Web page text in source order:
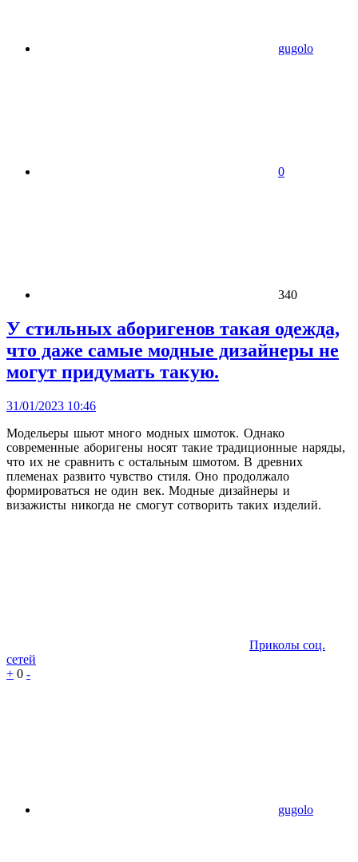
gugolo
0
340
У стильных аборигенов такая одежда,
что даже самые модные дизайнеры не
могут придумать такую.
31/01/2023 10:46
Модельеры шьют много модных шмоток. Однако
современные аборигены носят такие традиционные наряды,
что их не сравнить с остальным шмотом. В древних
племенах развито чувство стиля. Оно продолжало
формироваться не один век. Модные дизайнеры и
визажисты никогда не смогут сотворить таких изделий.
Приколы соц.
сетей
+ 0 -
gugolo